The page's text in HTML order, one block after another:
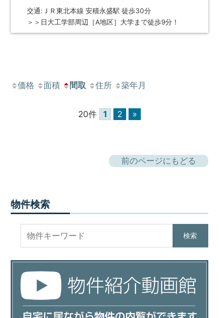
交通:ＪＲ東北本線 安積永盛駅 徒歩30分
＞＞日大工学部周辺［A地区］大学まで徒歩9分！
価格 面積 間取 住所 築年月
20件 1 2 »
前のページにもどる
物件検索